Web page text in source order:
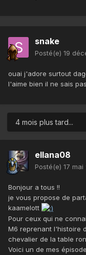
snake
Posté(e) 19
ouai j'adore surtout
l'aime bien il ne sais
4 mois plus tard...
ellana08
Posté(e) 17 mai
Bonjour a tous !!
je vous propose de
kaamelott
Pour ceux qui ne
M6 reprenant l'histoire
chevalier de la table
Voici un de mes